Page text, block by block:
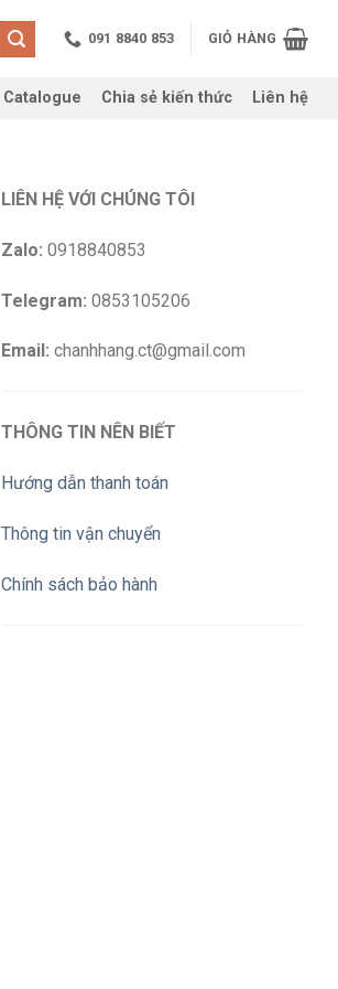
091 8840 853 GIỎ HÀNG
Catalogue Chia sẻ kiến thức Liên hệ
LIÊN HỆ VỚI CHÚNG TÔI
Zalo: 0918840853
Telegram: 0853105206
Email: chanhhang.ct@gmail.com
THÔNG TIN NÊN BIẾT
Hướng dẫn thanh toán
Thông tin vận chuyển
Chính sách bảo hành